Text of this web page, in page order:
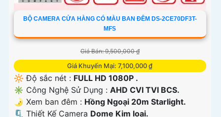
BỘ CAMERA CỬA HÀNG CÓ MÀU BAN ĐÊM DS-2CE70DF3T-
MFS
Giá Bán: 9,500,000 ₫
Giá Khuyến Mại: 7,100,000 ₫
🔆 Độ sắc nét : FULL HD 1080P .
✳️ Công Nghệ Sử Dụng : AHD CVI TVI BCS.
🌛 Xem ban đêm : Hồng Ngoại 20m Starlight.
🗜️ Thiết Kế Camera Dome Kim loại.